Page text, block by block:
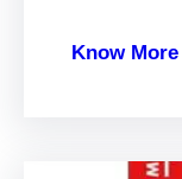
Know More